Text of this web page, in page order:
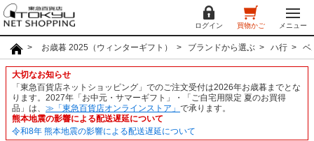
ログイン 買物かご メニュー
お歳暮 2025（ウィンターギフト） ブランドから選ぶ ハ行 ベ
大切なお知らせ
「東急百貨店ネットショッピング」でのご注文受付は2026年お歳暮までとな
ります。2027年「お中元・サマーギフト」・「ご自宅用限定 夏のお買得
品」は、 ≫「東急百貨店オンラインストア」 で承ります。
熊本地震の影響による配送遅延について
令和8年 熊本地震の影響による配送遅延について